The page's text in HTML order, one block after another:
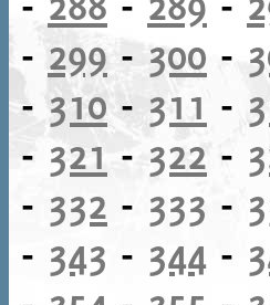
- 299 -300 -
-310- 311 -
- 321 - 322 -
- 332 - 333 -
- 343 - 344 -